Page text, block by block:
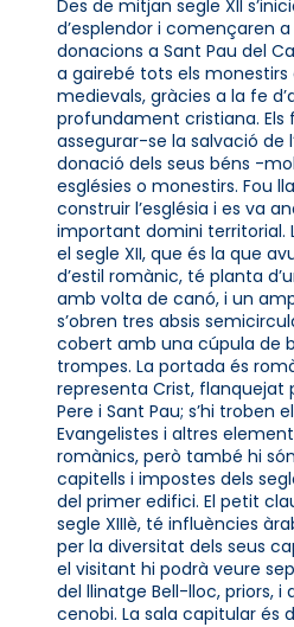
Des de mitjan segle XII
d’esplendor i començaren
donacions a Sant Pau del
a gairebé tots els monestirs
medievals, gràcies a la fe
profundament cristiana. Els
assegurar-se la salvació de
donació dels seus béns -
esglésies o monestirs. Fou
construir l’església i es va
important domini territorial.
el segle XII, que és la que
d’estil romànic, té planta
amb volta de canó, i un
s’obren tres absis
cobert amb una cúpula de
trompes. La portada és
representa Crist, flanquejat
Pere i Sant Pau; s’hi troben
Evangelistes i altres
romànics, però també hi
capitells i impostes dels
del primer edifici. El petit
segle XIIIè, té influències
per la diversitat dels seus
el visitant hi podrà veure
del llinatge Bell-lloc, priors,
cenobi. La sala capitular és